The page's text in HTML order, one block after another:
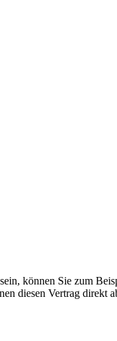
können Sie zum
diesen Vertrag direkt